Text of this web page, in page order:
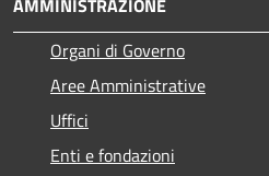
AMMINISTRAZIONE
Organi di Governo
Aree Amministrative
Uffici
Enti e fondazioni